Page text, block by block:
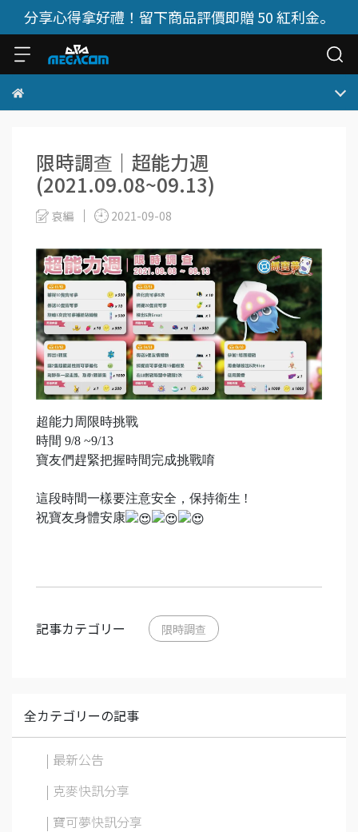
分享心得拿好禮！留下商品評價即贈 50 紅利金。
限時調查｜超能力週
(2021.09.08~09.13)
哀編 2021-09-08
超能力周限時挑戰
時間 9/8 ~9/13
寶友們趕緊把握時間完成挑戰唷
這段時間一樣要注意安全，保持衛生 !
祝寶友身體安康
記事カテゴリー 限時調查
全カテゴリーの記事
| 最新公告
| 克麥快訊分享
| 寶可夢快訊分享